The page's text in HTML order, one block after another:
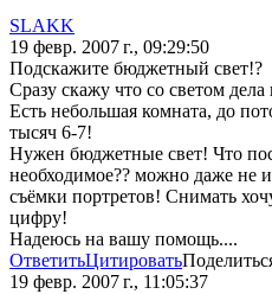
SLAKK
19 февр. 2007 г., 09:29:50
Подскажите бюджетный свет!?
Сразу скажу что со светом
Есть небольшая комната, до
тысяч 6-7!
Нужен бюджетные свет! Что
необходимое?? можно даже не
съёмки портретов! Снимать
цифру!
Надеюсь на вашу помощь....
ОтветитьЦитировать
19 февр. 2007 г., 11:05:37